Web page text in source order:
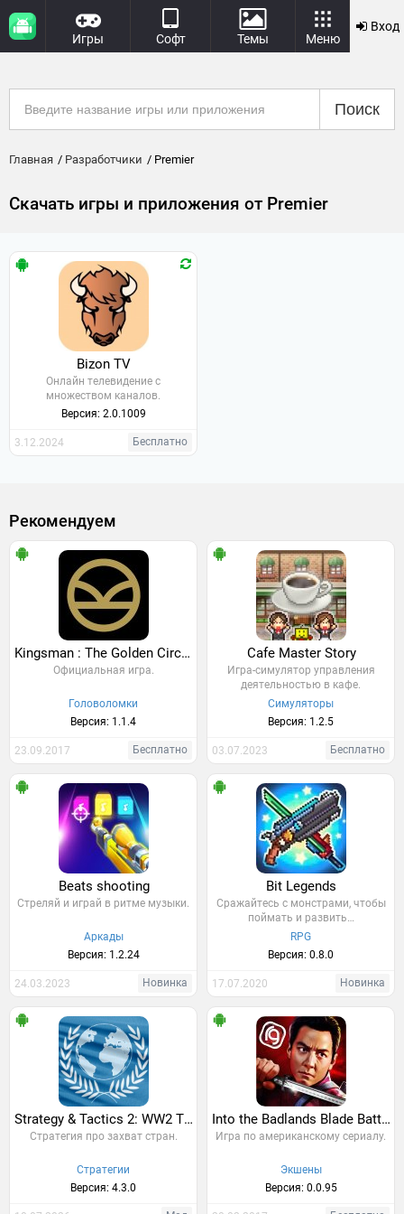
Игры Софт Темы Меню
Вход
Поиск
Главная Разработчики Premier
Скачать игры и приложения от Premier
Bizon TV
Онлайн телевидение с
множеством каналов.
Версия: 2.0.1009
3.12.2024 Бесплатно
Рекомендуем
Kingsman : The Golden Circle Game
Официальная игра.
Головоломки
Версия: 1.1.4
23.09.2017 Бесплатно
Cafe Master Story
Игра-симулятор управления
деятельностью в кафе.
Симуляторы
Версия: 1.2.5
03.07.2023 Бесплатно
Beats shooting
Стреляй и играй в ритме музыки.
Аркады
Версия: 1.2.24
24.03.2023 Новинка
Bit Legends
Cражайтесь с монстрами, чтобы
поймать и развить…
RPG
Версия: 0.8.0
17.07.2020 Новинка
Strategy & Tactics 2: WW2 TBS
Стратегия про захват стран.
Стратегии
Версия: 4.3.0
Into the Badlands Blade Battle
Игра по американскому сериалу.
Экшены
Версия: 0.0.95